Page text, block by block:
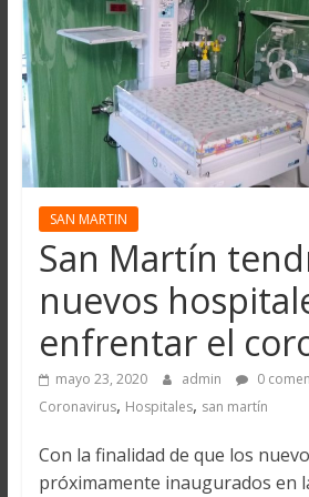
SAN MARTIN
San Martín
nuevos
enfrentar el
mayo 23, 2020 admin 0
Coronavirus, Hospitales, san martín
Con la finalidad de que los
próximamente inaugurados en